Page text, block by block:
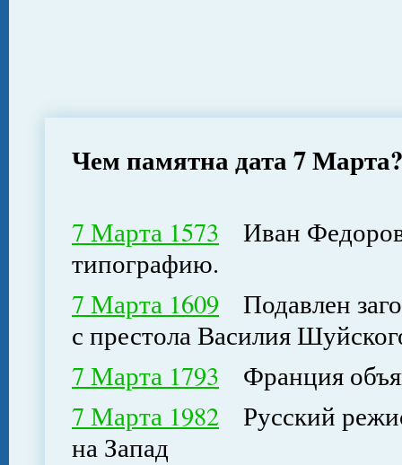
Чем памятна дата 7 Марта?
7 Марта 1573 Иван
типографию.
7 Марта 1609 Подавлен
с престола Василия
7 Марта 1793 Франция
7 Марта 1982 Русский
на Запад